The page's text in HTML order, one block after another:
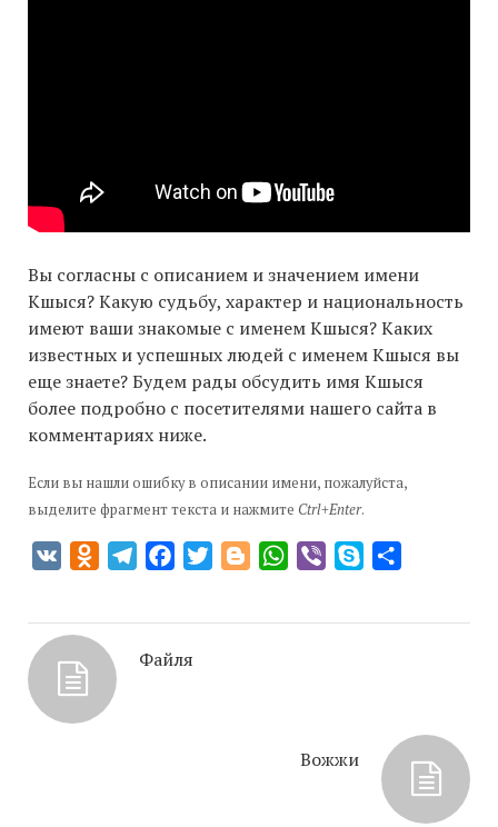
Вы согласны с описанием и значением имени
Кшыся? Какую судьбу, характер и национальность
имеют ваши знакомые с именем Кшыся? Каких
известных и успешных людей с именем Кшыся вы
еще знаете? Будем рады обсудить имя Кшыся
более подробно с посетителями нашего сайта в
комментариях ниже.
Если вы нашли ошибку в описании имени, пожалуйста,
выделите фрагмент текста и нажмите Ctrl+Enter.
VK Odnoklassniki
TelegramFacebookTwitterBloggerWhatsApp
Viber Skype
Файля
Вожжи